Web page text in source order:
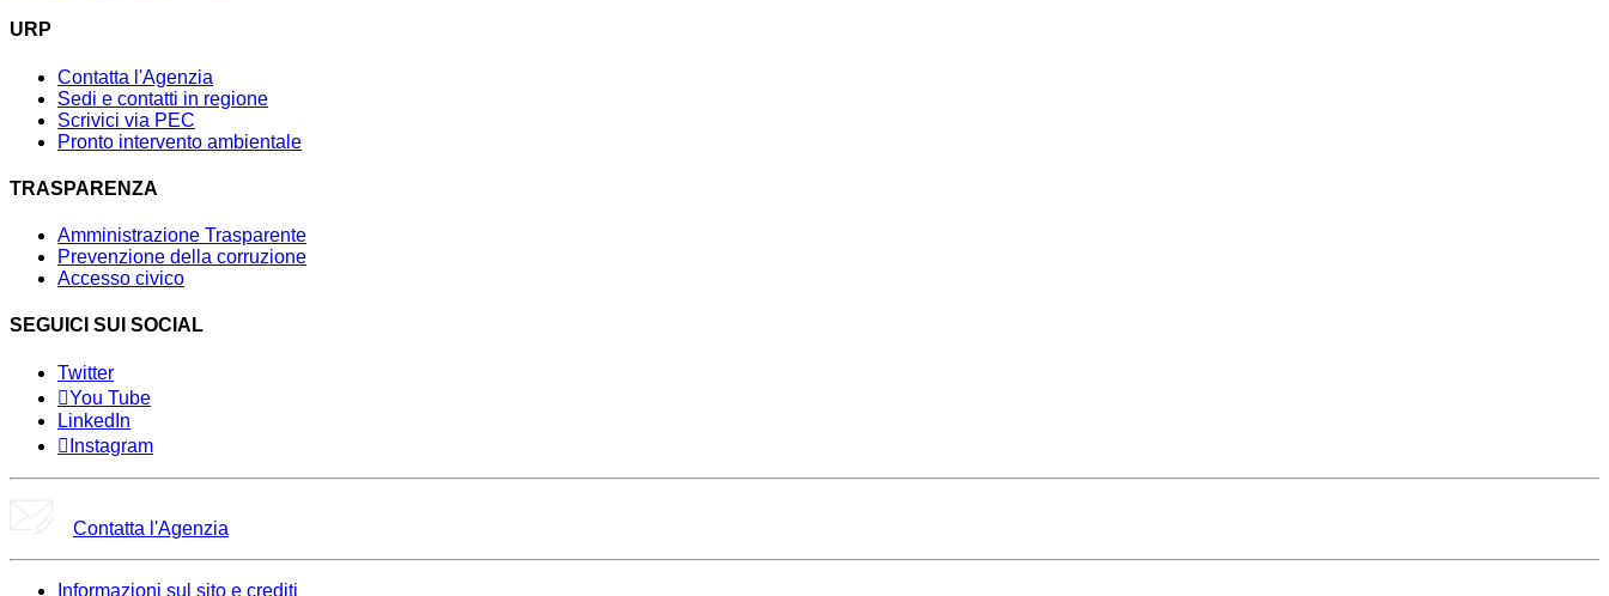
URP
Contatta l'Agenzia
Sedi e contatti in regione
Scrivici via PEC
Pronto intervento ambientale
TRASPARENZA
Amministrazione Trasparente
Prevenzione della corruzione
Accesso civico
SEGUICI SUI SOCIAL
Twitter
You Tube
LinkedIn
Instagram
Contatta l'Agenzia
Informazioni sul sito e crediti